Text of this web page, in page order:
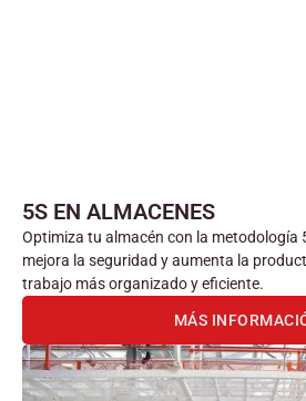
5S EN ALMACENES
Optimiza tu almacén con la metodología
mejora la seguridad y aumenta la
trabajo más organizado y eficiente.
MÁS